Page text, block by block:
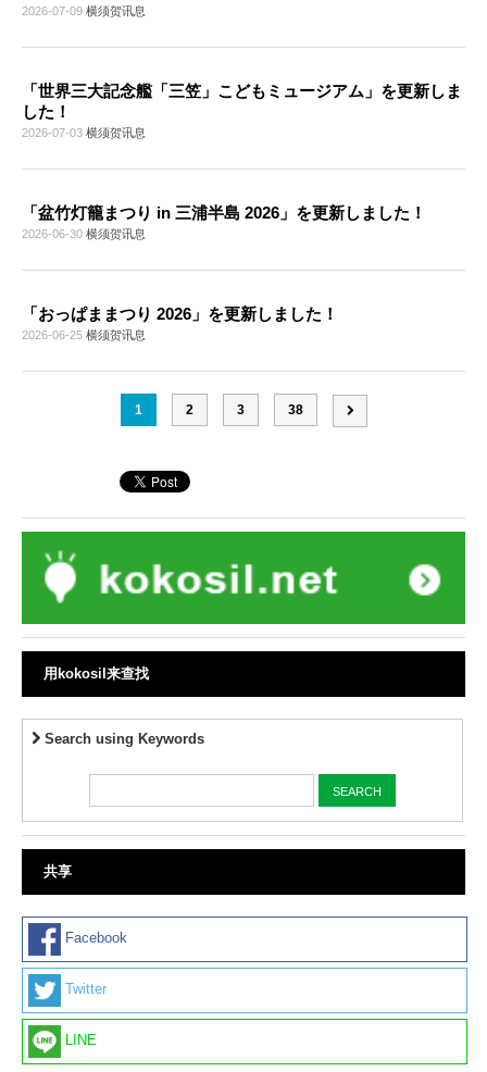
2026-07-09 横须贺讯息
「世界三大記念艦「三笠」こどもミュージアム」を更新しま
した！
2026-07-03 横须贺讯息
「盆竹灯籠まつり in 三浦半島 2026」を更新しました！
2026-06-30 横须贺讯息
「おっぱままつり 2026」を更新しました！
2026-06-25 横须贺讯息
1 2 3 38
用kokosil来查找
Search using Keywords
共享
Facebook
Twitter
LINE